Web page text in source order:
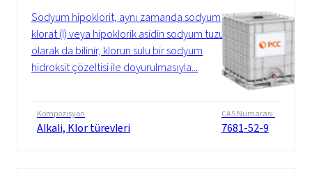
Sodyum hipoklorit, aynı zamanda sodyum
klorat (I) veya hipoklorik asidin sodyum tuzu
olarak da bilinir, klorun sulu bir sodyum
hidroksit çözeltisi ile doyurulmasıyla...
Kompozisyon
Alkali, Klor türevleri
CAS Numarası.
7681-52-9